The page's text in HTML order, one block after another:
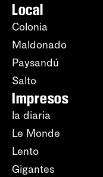
Local
Colonia
Maldonado
Paysandú
Salto
Impresos
la diaria
Le Monde
Lento
Gigantes